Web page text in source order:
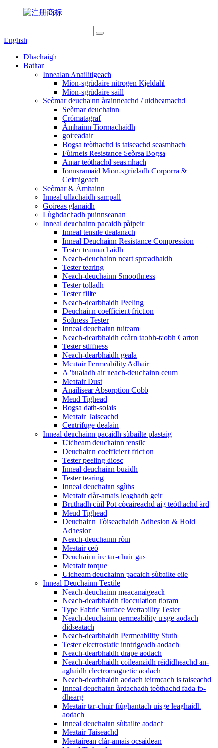
English
Dhachaigh
Bathar
Innealan Anailitigeach
Mion-sgrùdaire nitrogen Kjeldahl
Mion-sgrùdaire saill
Seòmar deuchainn àrainneachd / uidheamachd
Seòmar deuchainn
Cròmatagraf
Àmhainn Tiormachaidh
goireadair
Bogsa teòthachd is taiseachd seasmhach
Fùirneis Resistance Seòrsa Bogsa
Amar teòthachd seasmhach
Ionnsramaid Mion-sgrùdadh Corporra &
Ceimigeach
Seòmar & Àmhainn
Inneal ullachaidh sampall
Goireas glanaidh
Lùghdachadh puinnseanan
Inneal deuchainn pacaidh pàipeir
Inneal tensile dealanach
Inneal Deuchainn Resistance Compression
Tester teannachaidh
Neach-deuchainn neart spreadhaidh
Tester tearing
Neach-deuchainn Smoothness
Tester tolladh
Tester fillte
Neach-dearbhaidh Peeling
Deuchainn coefficient friction
Softness Tester
Inneal deuchainn tuiteam
Neach-dearbhaidh ceàrn taobh-taobh Carton
Tester stiffness
Neach-dearbhaidh geala
Meatair Permeability Adhair
A 'bualadh air neach-deuchainn ceum
Meatair Dust
Anailisear Absorption Cobb
Meud Tighead
Bogsa dath-solais
Meatair Taiseachd
Centrifuge dealain
Inneal deuchainn pacaidh sùbailte plastaig
Uidheam deuchainn tensile
Deuchainn coefficient friction
Tester peeling diosc
Inneal deuchainn buaidh
Tester tearing
Inneal deuchainn sgìths
Meatair clàr-amais leaghadh geir
Bruthadh cùil Pot còcaireachd aig teòthachd àrd
Meud Tighead
Deuchainn Tòiseachaidh Adhesion & Hold
Adhesion
Neach-deuchainn ròin
Meatair ceò
Deuchainn ìre tar-chuir gas
Meatair torque
Uidheam deuchainn pacaidh sùbailte eile
Inneal Deuchainn Textile
Neach-deuchainn meacanaigeach
Neach-dearbhaidh flocculation tioram
Type Fabric Surface Wettability Tester
Neach-deuchainn permeability uisge aodach
didseatach
Neach-dearbhaidh Permeability Stuth
Tester electrostatic inntrigeadh aodach
Neach-dearbhaidh drape aodach
Neach-dearbhaidh coileanaidh rèididheachd an-
aghaidh electromagnetic aodach
Neach-dearbhaidh aodach teirmeach is taiseachd
Inneal deuchainn àrdachadh teòthachd fada fo-
dhearg
Meatair tar-chuir fiùghantach uisge leaghaidh
aodach
Inneal deuchainn sùbailte aodach
Meatair Taiseachd
Meatairean clàr-amais ocsaidean